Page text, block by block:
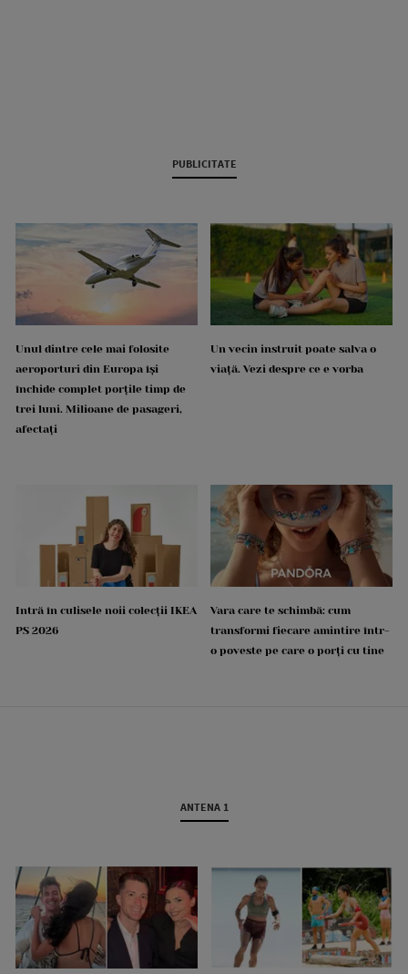
PUBLICITATE
Unul dintre cele mai folosite
aeroporturi din Europa își
închide complet porțile timp de
trei luni. Milioane de pasageri,
afectați
Un vecin instruit poate salva o
viață. Vezi despre ce e vorba
Intră în culisele noii colecții IKEA
PS 2026
Vara care te schimbă: cum
transformi fiecare amintire într-
o poveste pe care o porți cu tine
ANTENA 1